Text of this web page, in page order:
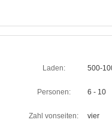
Laden: 500-
Personen: 6 - 10
Zahl vonseiten: vier